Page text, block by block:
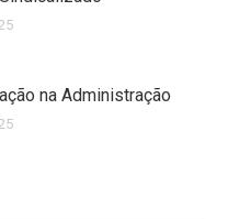
na Administração